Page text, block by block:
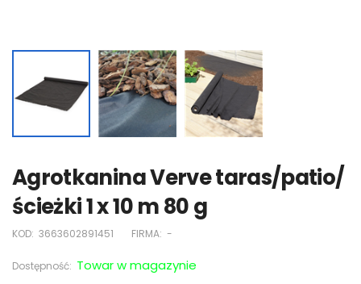
Agrotkanina Verve taras/patio/
ścieżki 1 x 10 m 80 g
KOD: 3663602891451 FIRMA: -
Dostępność: Towar w magazynie